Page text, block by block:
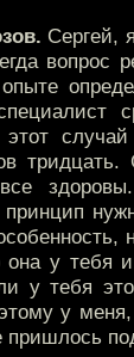
Сергей,
вопрос
этот
принцип
она у тебя
у тебя
у
пришлось